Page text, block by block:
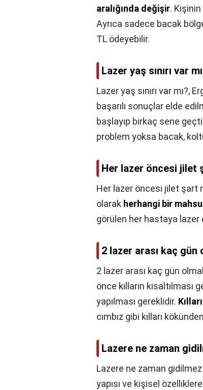
aralığında değişir.
Ayrıca sadece bacak
TL ödeyebilir.
Lazer yaş sınırı var
Lazer yaş sınırı var mı?,
başarılı sonuçlar elde
başlayıp birkaç sene
problem yoksa bacak,
Her lazer öncesi jilet
Her lazer öncesi jilet şart
olarak herhangi bir
görülen her hastaya
2 lazer arası kaç gün
2 lazer arası kaç gün
önce kılların
yapılması gereklidir.
cımbız gibi kılları
Lazere ne zaman
Lazere ne zaman
yapısı ve kişisel